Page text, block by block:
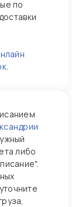
по
.
либо